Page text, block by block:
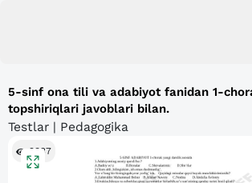
5-sinf ona tili va adabiyot fanidan 1-
topshiriqlari javoblari bilan.
Testlar | Pedagogika
9337